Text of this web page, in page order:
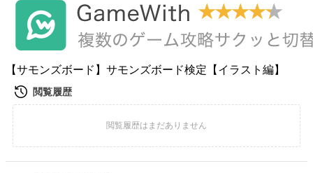
【サモンズボード】サモンズボード検定【イラスト編】